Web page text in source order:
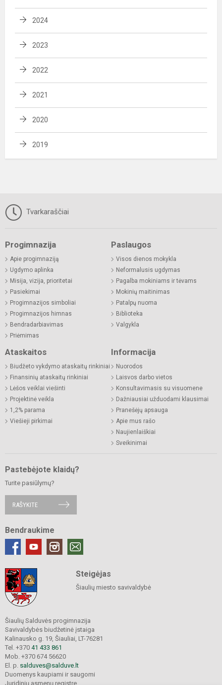
2024
2023
2022
2021
2020
2019
Tvarkaraščiai
Progimnazija
Apie progimnaziją
Ugdymo aplinka
Misija, vizija, prioritetai
Pasiekimai
Progimnazijos simboliai
Progimnazijos himnas
Bendradarbiavimas
Priėmimas
Paslaugos
Visos dienos mokykla
Neformalusis ugdymas
Pagalba mokiniams ir tėvams
Mokinių maitinimas
Patalpų nuoma
Biblioteka
Valgykla
Ataskaitos
Biudžeto vykdymo ataskaitų rinkiniai
Finansinių ataskaitų rinkiniai
Lėšos veiklai viešinti
Projektinė veikla
1,2% parama
Viešieji pirkimai
Informacija
Nuorodos
Laisvos darbo vietos
Konsultavimasis su visuomene
Dažniausiai užduodami klausimai
Pranešėjų apsauga
Apie mus rašo
Naujienlaiškiai
Sveikinimai
Pastebėjote klaidų?
Turite pasiūlymų?
RAŠYKITE
Bendraukime
Steigėjas
Šiaulių miesto savivaldybė
Šiaulių Salduvės progimnazija
Savivaldybės biudžetinė įstaiga
Kalinausko g. 19, Šiauliai, LT-76281
Tel. +370 41 433 861
Mob. +370 674 56620
El. p. salduves@salduve.lt
Duomenys kaupiami ir saugomi
Juridinių asmenų registre